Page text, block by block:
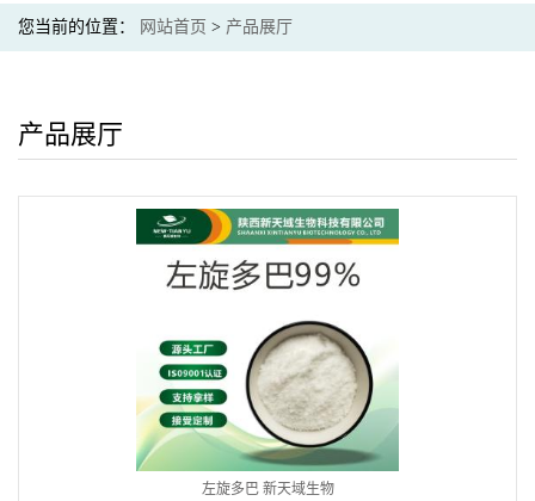
您当前的位置： 网站首页 > 产品展厅
产品展厅
左旋多巴 新天域生物